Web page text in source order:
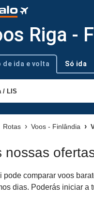
Riga -
viagem
de ida e volta Só ida
Rotas Voos - Finlândia
nossas
pode comparar voos
dias. Poderás iniciar a